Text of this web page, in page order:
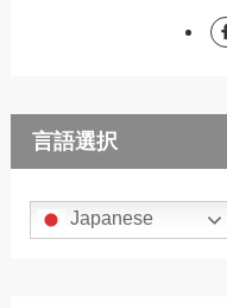
言語選択
Japanese